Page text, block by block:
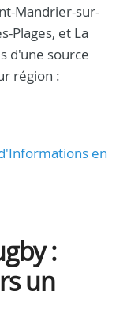
Mandrier-sur-
Plages, et La
d'une source
région :
en
:
un